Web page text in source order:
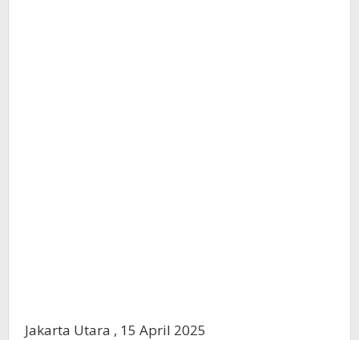
Jakarta Utara , 15 April 2025